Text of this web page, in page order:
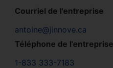
Courriel de l'entreprise
antoine@jinnove.ca
Téléphone de l'entreprise
1-833 333-7183